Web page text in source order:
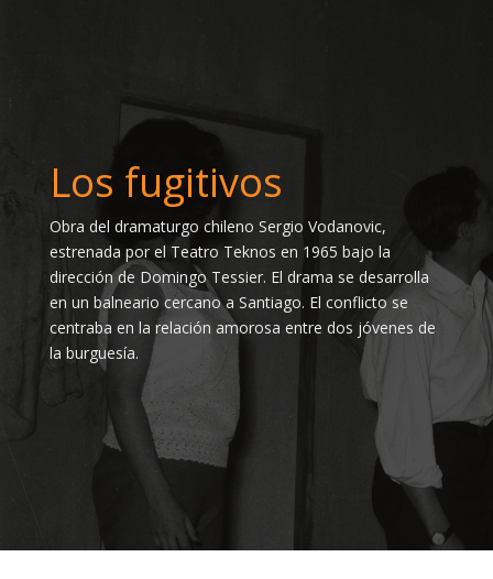
Los fugitivos
Obra del dramaturgo chileno Sergio Vodanovic,
estrenada por el Teatro Teknos en 1965 bajo la
dirección de Domingo Tessier. El drama se desarrolla
en un balneario cercano a Santiago. El conflicto se
centraba en la relación amorosa entre dos jóvenes de
la burguesía.